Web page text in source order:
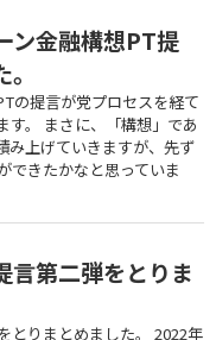
ン金融構想PT提
の提言が党プロセスを経て
す。 まさに、「構想」であ
み上げていきますが、先ず
できたかなと思っていま
言第二弾をとりま
とりまとめました。 2022年